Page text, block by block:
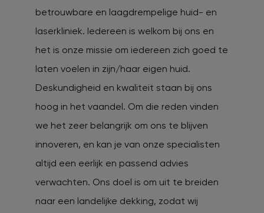
betrouwbare en laagdrempelige huid- en
laserkliniek. Iedereen is welkom bij ons en
het is onze missie om iedereen zich goed te
laten voelen in zijn/haar eigen huid.
Deskundigheid en kwaliteit staan bij ons
hoog in het vaandel. Om die reden vinden
we het zeer belangrijk om ons te blijven
innoveren, en kan je van onze specialisten
altijd een eerlijk en passend advies
verwachten. Ons doel is om uit te breiden
naar een landelijke dekking, zodat wij